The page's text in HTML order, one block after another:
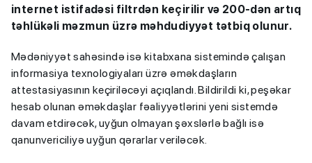
internet istifadəsi filtrdən keçirilir və 200-dən artıq
təhlükəli məzmun üzrə məhdudiyyət tətbiq olunur.
Mədəniyyət sahəsində isə kitabxana sistemində çalışan
informasiya texnologiyaları üzrə əməkdaşların
attestasiyasının keçiriləcəyi açıqlandı. Bildirildi ki, peşəkar
hesab olunan əməkdaşlar fəaliyyətlərini yeni sistemdə
davam etdirəcək, uyğun olmayan şəxslərlə bağlı isə
qanunvericiliyə uyğun qərarlar veriləcək.